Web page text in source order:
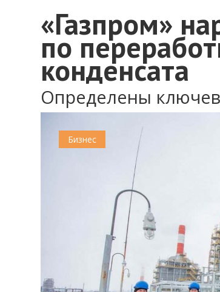
«Газпром»
по
конденсата
Определены
Бизнес